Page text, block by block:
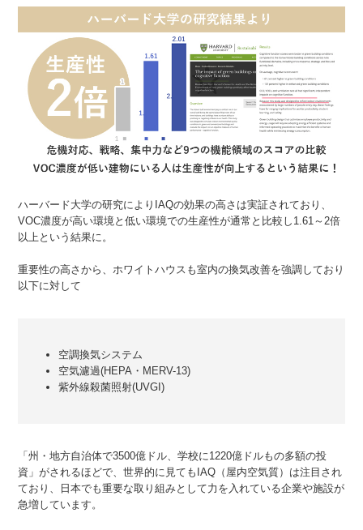
ハーバード大学の研究によりIAQの効果の高さは実証されており、
VOC濃度が高い環境と低い環境での生産性が通常と比較し1.61～2倍
以上という結果に。
重要性の高さから、ホワイトハウスも室内の換気改善を強調しており
以下に対して
空調換気システム
空気濾過(HEPA・MERV-13)
紫外線殺菌照射(UVGI)
「州・地方自治体で3500億ドル、学校に1220億ドルもの多額の投
資」がされるほどで、世界的に見てもIAQ（屋内空気質）は注目され
ており、日本でも重要な取り組みとして力を入れている企業や施設が
急増しています。